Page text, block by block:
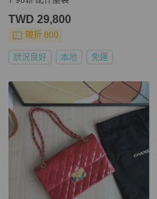
TWD 29,800
現折 800
狀況良好 本地 免運